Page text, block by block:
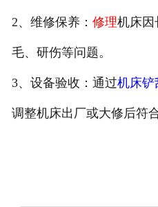
2、维修保养： 修理机床因
毛、研伤等问题。
3、设备验收：通过机床铲
调整机床出厂或大修后符